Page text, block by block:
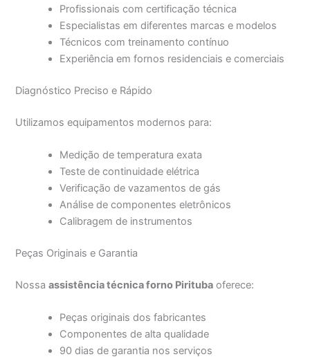
Profissionais com certificação técnica
Especialistas em diferentes marcas e modelos
Técnicos com treinamento contínuo
Experiência em fornos residenciais e comerciais
Diagnóstico Preciso e Rápido
Utilizamos equipamentos modernos para:
Medição de temperatura exata
Teste de continuidade elétrica
Verificação de vazamentos de gás
Análise de componentes eletrônicos
Calibragem de instrumentos
Peças Originais e Garantia
Nossaassistência técnica forno Pirituba oferece:
Peças originais dos fabricantes
Componentes de alta qualidade
90 dias de garantia nos serviços